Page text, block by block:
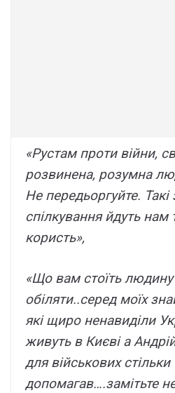
«Рустам проти війни,
розвинена, розумна
Не передьоргуйте. Такі
спілкування йдуть нам
користь»,
«Що вам стоїть
обіляти..серед моїх
які щиро ненавиділи
живуть в Києві а
для військових стільки
допомагав….замітьте